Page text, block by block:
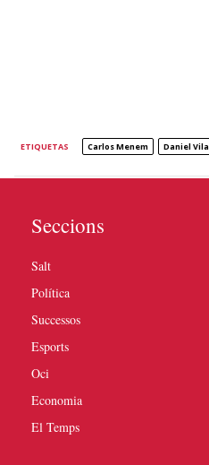
ETIQUETAS Carlos Menem Daniel Vila
Seccions
Salt
Política
Successos
Esports
Oci
Economia
El Temps